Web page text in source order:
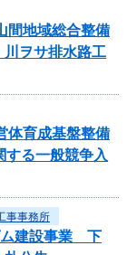
間地域総合整備
ヲサ排水路工
体育成基盤整備
る一般競争入
事事務所
ム建設事業 下